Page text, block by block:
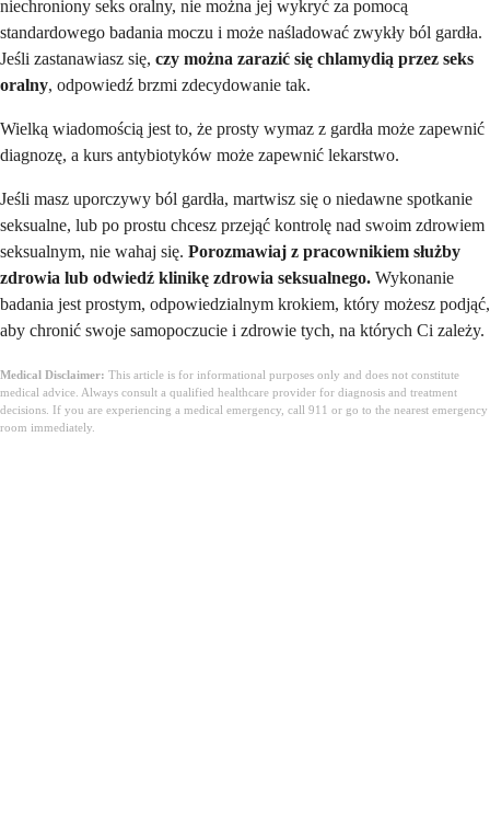
niechroniony seks oralny, nie można jej wykryć za pomocą
standardowego badania moczu i może naśladować zwykły ból gardła.
Jeśli zastanawiasz się, czy można zarazić się chlamydią przez seks
oralny, odpowiedź brzmi zdecydowanie tak.
Wielką wiadomością jest to, że prosty wymaz z gardła może zapewnić
diagnozę, a kurs antybiotyków może zapewnić lekarstwo.
Jeśli masz uporczywy ból gardła, martwisz się o niedawne spotkanie
seksualne, lub po prostu chcesz przejąć kontrolę nad swoim zdrowiem
seksualnym, nie wahaj się. Porozmawiaj z pracownikiem służby
zdrowia lub odwiedź klinikę zdrowia seksualnego. Wykonanie
badania jest prostym, odpowiedzialnym krokiem, który możesz podjąć,
aby chronić swoje samopoczucie i zdrowie tych, na których Ci zależy.
Medical Disclaimer: This article is for informational purposes only and does not constitute
medical advice. Always consult a qualified healthcare provider for diagnosis and treatment
decisions. If you are experiencing a medical emergency, call 911 or go to the nearest emergency
room immediately.